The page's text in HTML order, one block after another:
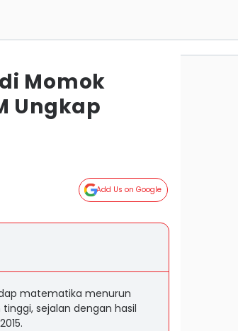
Momok
Ungkap
Add Us on Google
matematika menurun
sejalan dengan hasil